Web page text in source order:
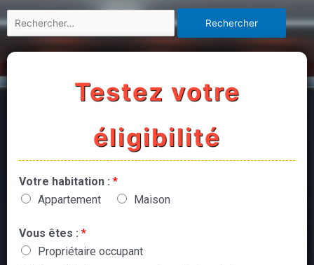
Testez votre
éligibilité
Votre habitation : *
Appartement
Maison
Vous êtes : *
Propriétaire occupant